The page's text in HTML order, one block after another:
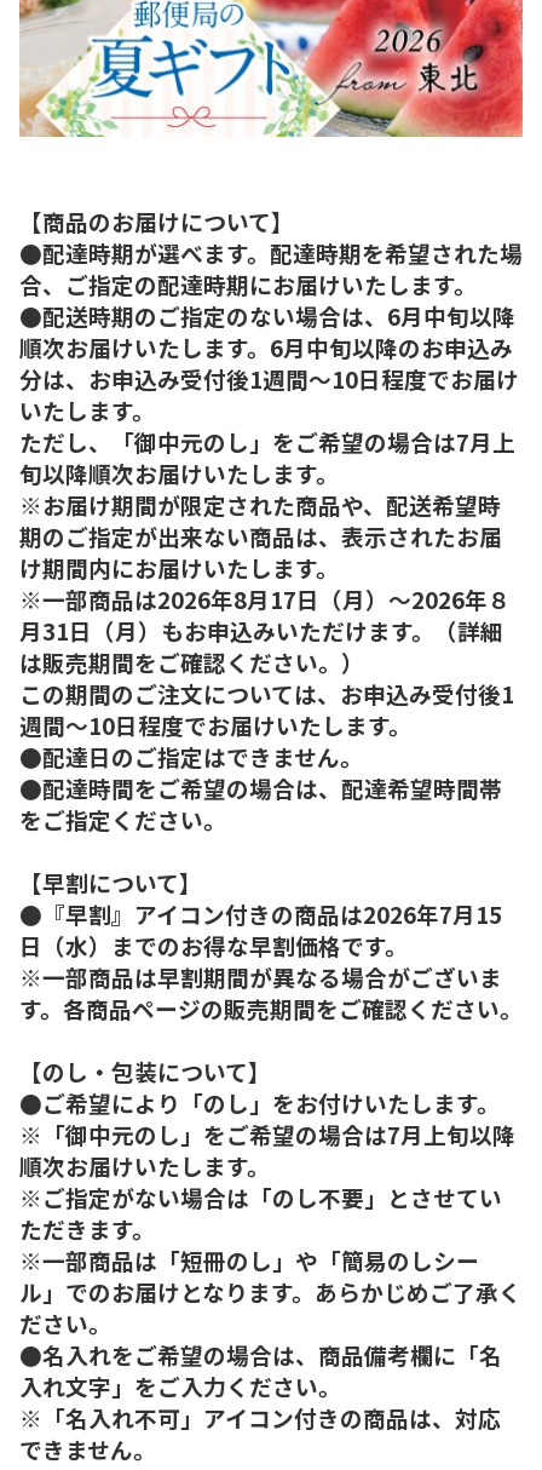
【商品のお届けについて】
●配達時期が選べます。配達時期を希望された場
合、ご指定の配達時期にお届けいたします。
●配送時期のご指定のない場合は、6月中旬以降
順次お届けいたします。6月中旬以降のお申込み
分は、お申込み受付後1週間～10日程度でお届け
いたします。
ただし、「御中元のし」をご希望の場合は7月上
旬以降順次お届けいたします。
※お届け期間が限定された商品や、配送希望時
期のご指定が出来ない商品は、表示されたお届
け期間内にお届けいたします。
※一部商品は2026年8月17日（月）～2026年８
月31日（月）もお申込みいただけます。（詳細
は販売期間をご確認ください。）
この期間のご注文については、お申込み受付後1
週間～10日程度でお届けいたします。
●配達日のご指定はできません。
●配達時間をご希望の場合は、配達希望時間帯
をご指定ください。
【早割について】
●『早割』アイコン付きの商品は2026年7月15
日（水）までのお得な早割価格です。
※一部商品は早割期間が異なる場合がございま
す。各商品ページの販売期間をご確認ください。
【のし・包装について】
●ご希望により「のし」をお付けいたします。
※「御中元のし」をご希望の場合は7月上旬以降
順次お届けいたします。
※ご指定がない場合は「のし不要」とさせてい
ただきます。
※一部商品は「短冊のし」や「簡易のしシー
ル」でのお届けとなります。あらかじめご了承く
ださい。
●名入れをご希望の場合は、商品備考欄に「名
入れ文字」をご入力ください。
※「名入れ不可」アイコン付きの商品は、対応
できません。